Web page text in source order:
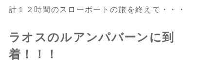
計１２時間のスローボートの旅を終えて・・・
ラオスのルアンパバーンに到
着！！！